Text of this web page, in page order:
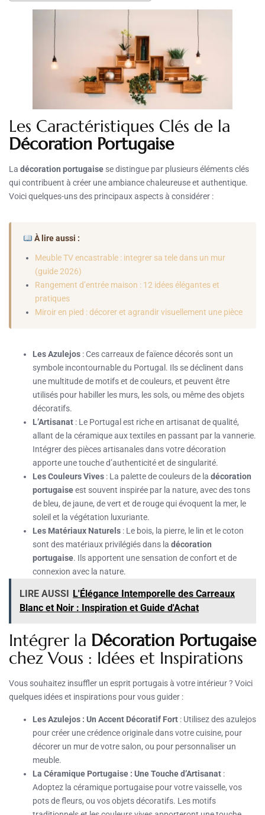
Les Caractéristiques Clés de la
Décoration Portugaise
La décoration portugaise se distingue par plusieurs éléments clés
qui contribuent à créer une ambiance chaleureuse et authentique.
Voici quelques-uns des principaux aspects à considérer :
À lire aussi :
Meuble TV encastrable : integrer sa tele dans un mur
(guide 2026)
Rangement d’entrée maison : 12 idées élégantes et
pratiques
Miroir en pied : décorer et agrandir visuellement une pièce
Les Azulejos : Ces carreaux de faïence décorés sont un
symbole incontournable du Portugal. Ils se déclinent dans
une multitude de motifs et de couleurs, et peuvent être
utilisés pour habiller les murs, les sols, ou même des objets
décoratifs.
L’Artisanat : Le Portugal est riche en artisanat de qualité,
allant de la céramique aux textiles en passant par la vannerie.
Intégrer des pièces artisanales dans votre décoration
apporte une touche d’authenticité et de singularité.
Les Couleurs Vives : La palette de couleurs de la décoration
portugaiseest souvent inspirée par la nature, avec des tons
de bleu, de jaune, de vert et de rouge qui évoquent la mer, le
soleil et la végétation luxuriante.
Les Matériaux Naturels : Le bois, la pierre, le lin et le coton
sont des matériaux privilégiés dans la décoration
portugaise. Ils apportent une sensation de confort et de
connexion avec la nature.
LIRE AUSSI L'Élégance Intemporelle des Carreaux
Blanc et Noir : Inspiration et Guide d'Achat
Intégrer la Décoration Portugaise
chez Vous : Idées et Inspirations
Vous souhaitez insuffler un esprit portugais à votre intérieur ? Voici
quelques idées et inspirations pour vous guider :
Les Azulejos : Un Accent Décoratif Fort : Utilisez des azulejos
pour créer une crédence originale dans votre cuisine, pour
décorer un mur de votre salon, ou pour personnaliser un
meuble.
La Céramique Portugaise : Une Touche d’Artisanat :
Adoptez la céramique portugaise pour votre vaisselle, vos
pots de fleurs, ou vos objets décoratifs. Les motifs